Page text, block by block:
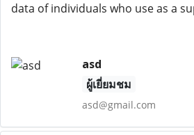
data of individuals who use as a
asd
ผู้เยี่ยมชม
asd@gmail.com